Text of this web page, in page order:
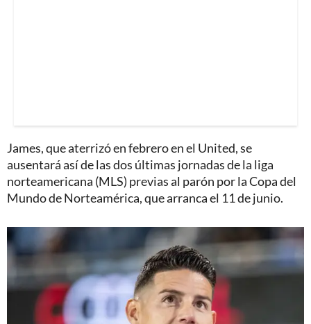
James, que aterrizó en febrero en el United, se
ausentará así de las dos últimas jornadas de la liga
norteamericana (MLS) previas al parón por la Copa del
Mundo de Norteamérica, que arranca el 11 de junio.